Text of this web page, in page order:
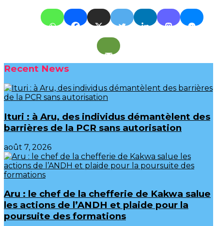
Recent News
Ituri : à Aru, des individus démantèlent des
barrières de la PCR sans autorisation
août 7, 2026
Aru : le chef de la chefferie de Kakwa salue
les actions de l’ANDH et plaide pour la
poursuite des formations